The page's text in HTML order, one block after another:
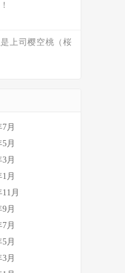
上司樱空桃（桜
月
月
月
月
月
月
月
月
月